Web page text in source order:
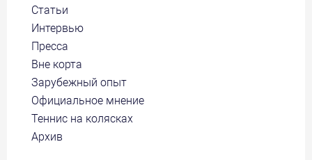
Статьи
Интервью
Пресса
Вне корта
Зарубежный опыт
Официальное мнение
Теннис на колясках
Архив